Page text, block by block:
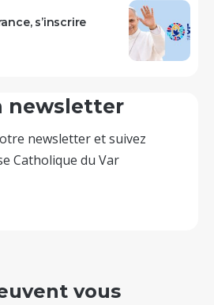
s’inscrire
newsletter
newsletter et suivez
Catholique du Var
vous